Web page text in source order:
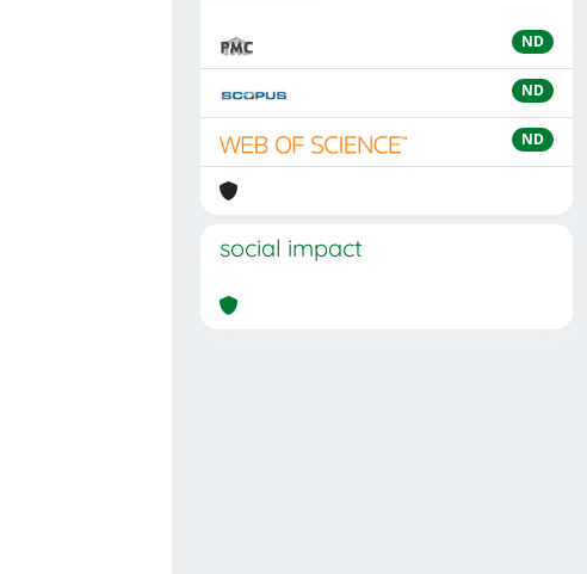
ND
ND
ND
social impact